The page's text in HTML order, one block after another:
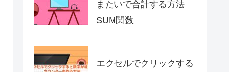
またいで合計する方法
SUM関数
エクセルでクリックする